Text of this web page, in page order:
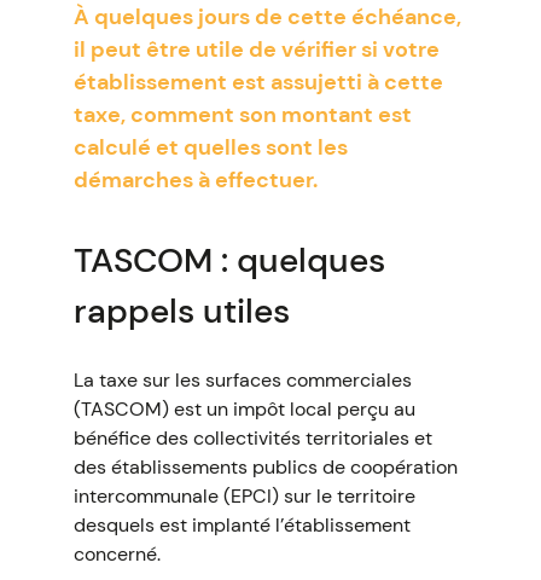
À quelques jours de cette échéance,
il peut être utile de vérifier si votre
établissement est assujetti à cette
taxe, comment son montant est
calculé et quelles sont les
démarches à effectuer.
TASCOM : quelques
rappels utiles
La taxe sur les surfaces commerciales
(TASCOM) est un impôt local perçu au
bénéfice des collectivités territoriales et
des établissements publics de coopération
intercommunale (EPCI) sur le territoire
desquels est implanté l’établissement
concerné.